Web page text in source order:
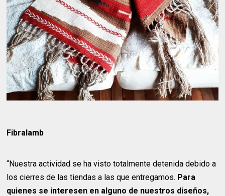
Fibralamb
“Nuestra actividad se ha visto totalmente detenida debido a
los cierres de las tiendas a las que entregamos. Para
quienes se interesen en alguno de nuestros diseños,